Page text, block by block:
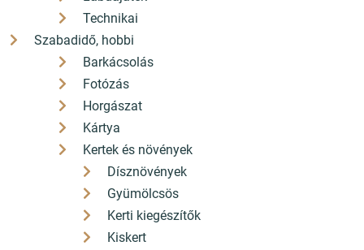
Technikai
Szabadidő, hobbi
Barkácsolás
Fotózás
Horgászat
Kártya
Kertek és növények
Dísznövények
Gyümölcsös
Kerti kiegészítők
Kiskert